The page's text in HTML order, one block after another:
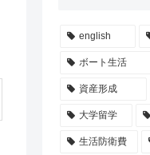
english
ボート生活
資産形成
大学留学
生活防衛費